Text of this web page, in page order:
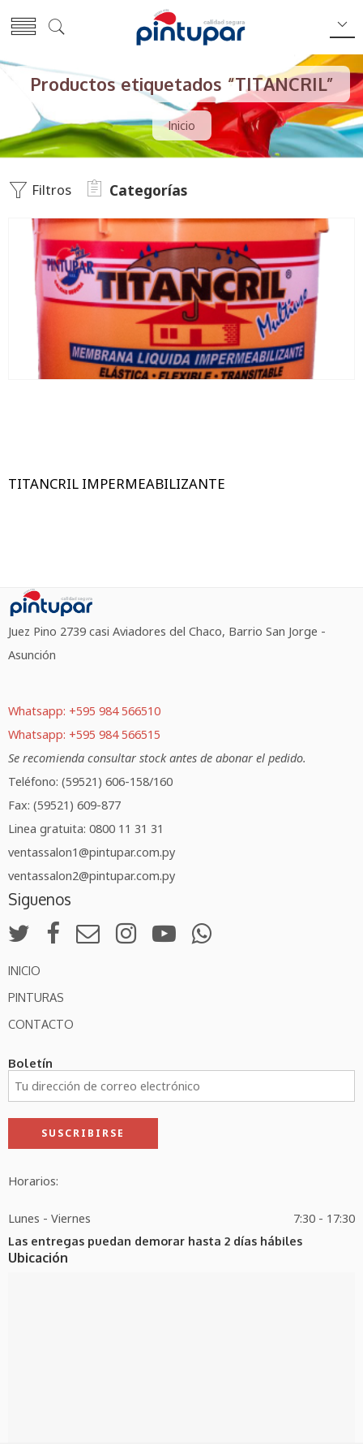
Productos etiquetados “TITANCRIL”
Inicio
Filtros Categorías
21 Kg
5 kg
TITANCRIL IMPERMEABILIZANTE
Juez Pino 2739 casi Aviadores del Chaco, Barrio San Jorge -
Asunción
Whatsapp: +595 984 566510
Whatsapp: +595 984 566515
Se recomienda consultar stock antes de abonar el pedido.
Teléfono: (59521) 606-158/160
Fax: (59521) 609-877
Linea gratuita: 0800 11 31 31
ventassalon1@pintupar.com.py
ventassalon2@pintupar.com.py
Siguenos
INICIO
PINTURAS
CONTACTO
Boletín
Horarios:
Lunes - Viernes 7:30 - 17:30
Las entregas puedan demorar hasta 2 días hábiles
Ubicación